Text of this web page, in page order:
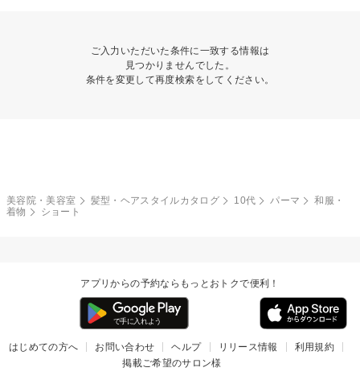
ご入力いただいた条件に一致する情報は
見つかりませんでした。
条件を変更して再度検索をしてください。
美容院・美容室 髪型・ヘアスタイルカタログ 10代 パーマ
和服・
着物
ショート
アプリからの予約ならもっとおトクで便利！
はじめての方へ お問い合わせ ヘルプ リリース情報
利用規約
掲載ご希望のサロン様